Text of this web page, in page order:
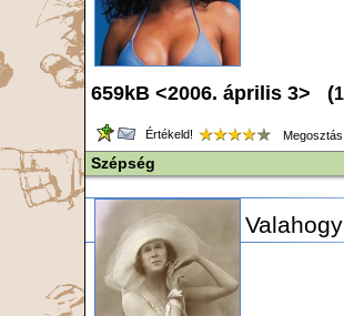
659kB <2006. április 3> (
Értékeld!
Szépség